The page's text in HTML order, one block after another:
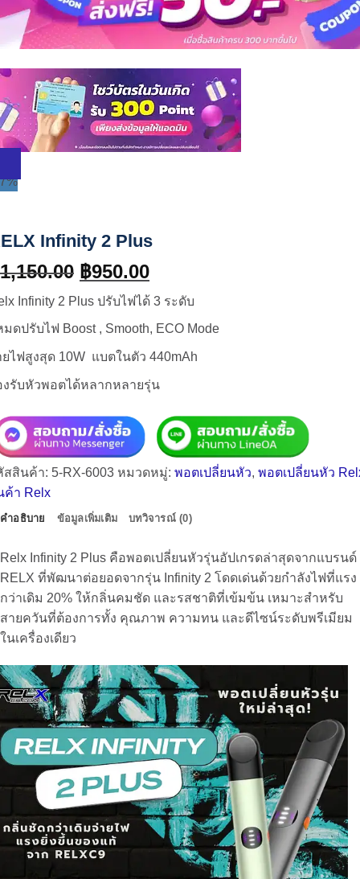
Infinity 2 Plus
1,150.00 Original
price
was:
฿1,150.00.
฿950.00Current
price
is:
฿950.00.
Infinity 2 Plus ปรับไฟได้ 3 ระดับ
มดปรับไฟ Boost , Smooth, ECO Mode
ยไฟสูงสุด 10W แบตในตัว 440mAh
งรับหัวพอตได้หลากหลายรุ่น
สสินค้า: 5-RX-6003 หมวดหมู่: พอตเปลี่ยนหัว, พอตเปลี่ยนหัว
ค้า Relx
คำอธิบาย ข้อมูลเพิ่มเติม บทวิจารณ์ (0)
Relx Infinity 2 Plus คือพอตเปลี่ยนหัวรุ่นอัปเกรดล่าสุดจากแบรนด์
RELX ที่พัฒนาต่อยอดจากรุ่น Infinity 2 โดดเด่นด้วยกำลังไฟที่แรง
กว่าเดิม 20% ให้กลิ่นคมชัด และรสชาติที่เข้มข้น เหมาะสำหรับ
สายควันที่ต้องการทั้ง คุณภาพ ความทน และดีไซน์ระดับพรีเมียม
ในเครื่องเดียว